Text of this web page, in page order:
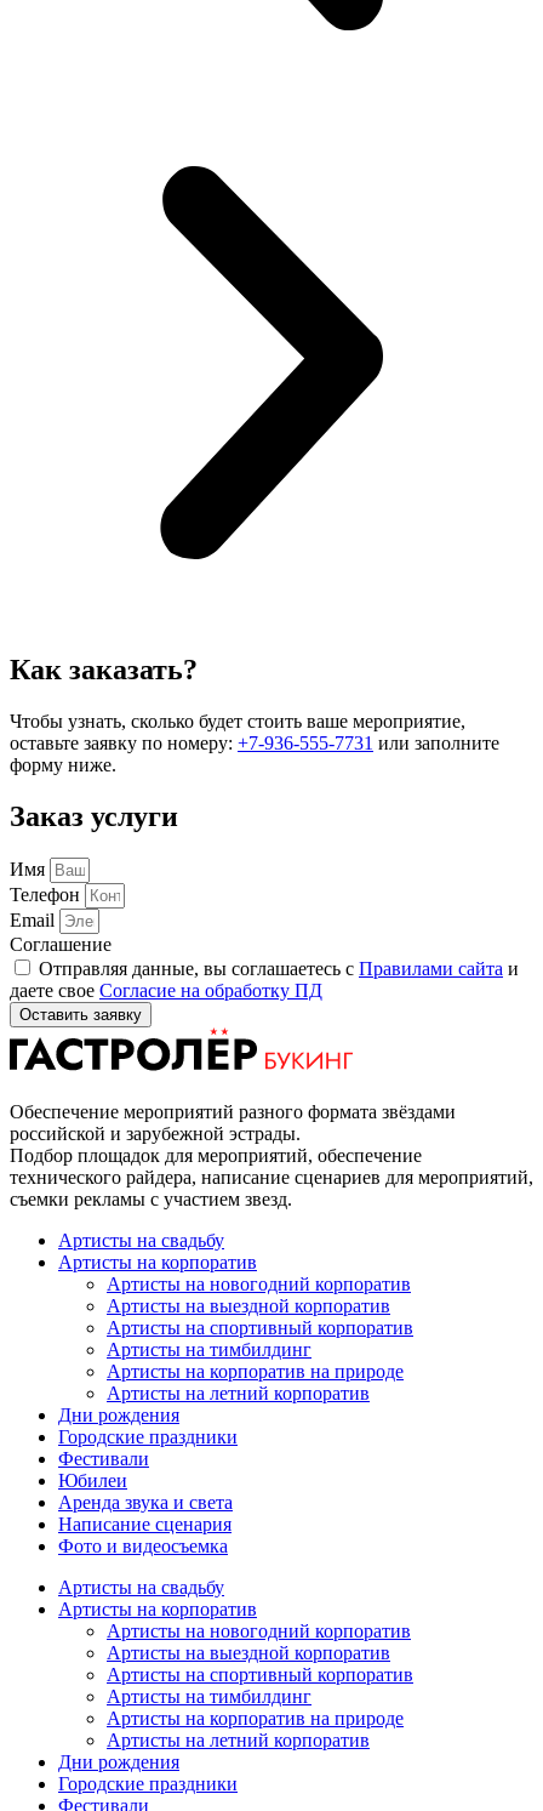
Как заказать?
Чтобы узнать, сколько будет стоить ваше мероприятие,
оставьте заявку по номеру: +7-936-555-7731 или заполните
форму ниже.
Заказ услуги
Имя
Телефон
Email
Соглашение
Отправляя данные, вы соглашаетесь с Правилами сайта и
даете свое Согласие на обработку ПД
Оставить заявку
Обеспечение мероприятий разного формата звёздами
российской и зарубежной эстрады.
Подбор площадок для мероприятий, обеспечение
технического райдера, написание сценариев для мероприятий,
съемки рекламы с участием звезд.
Артисты на свадьбу
Артисты на корпоратив
Артисты на новогодний корпоратив
Артисты на выездной корпоратив
Артисты на спортивный корпоратив
Артисты на тимбилдинг
Артисты на корпоратив на природе
Артисты на летний корпоратив
Дни рождения
Городские праздники
Фестивали
Юбилеи
Аренда звука и света
Написание сценария
Фото и видеосъемка
Артисты на свадьбу
Артисты на корпоратив
Артисты на новогодний корпоратив
Артисты на выездной корпоратив
Артисты на спортивный корпоратив
Артисты на тимбилдинг
Артисты на корпоратив на природе
Артисты на летний корпоратив
Дни рождения
Городские праздники
Фестивали